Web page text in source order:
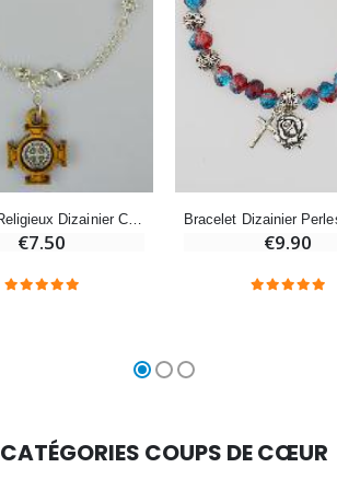
€23.00
Bracelet Religieux Dizainier Croix de Saint Benoît
€7.50 €9.90
CATÉGORIES COUPS DE CŒUR